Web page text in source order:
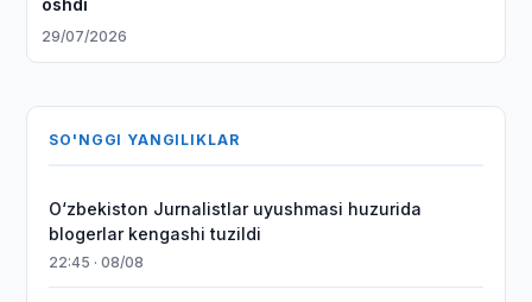
oshdi
29/07/2026
SO'NGGI YANGILIKLAR
O‘zbekiston Jurnalistlar uyushmasi huzurida
blogerlar kengashi tuzildi
22:45 · 08/08